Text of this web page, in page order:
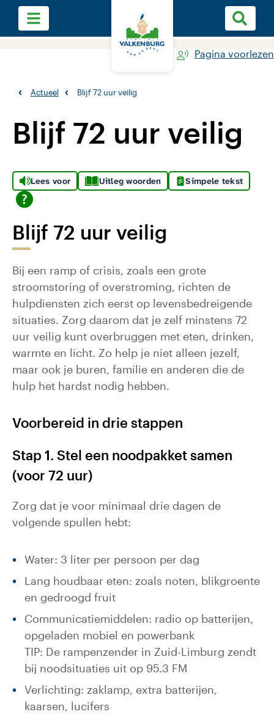
Actueel Blijf 72 uur veilig
Pagina voorlezen
Blijf 72 uur veilig
Lees voor Uitleg woorden Simpele tekst
Blijf 72 uur veilig
Bij een ramp of crisis, zoals een grote
stroomstoring of overstroming, richten de
hulpdiensten zich eerst op levensbedreigende
situaties. Zorg daarom dat je zelf minstens 72
uur veilig kunt overbruggen met eten, drinken,
warmte en licht. Zo help je niet alleen jezelf,
maar ook je buren, familie en anderen die de
hulp het hardst nodig hebben.
Voorbereid in drie stappen
Stap 1. Stel een noodpakket samen
(voor 72 uur)
Zorg dat je voor minimaal drie dagen de
volgende spullen hebt:
Water: 3 liter per persoon per dag
Lang houdbaar eten: zoals noten, blikgroente
en gedroogd fruit
Communicatiemiddelen: radio op batterijen,
opgeladen mobiel en powerbank
TIP: De rampenzender in Zuid-Limburg zendt
bij noodsituaties uit op 95.3 FM
Verlichting: zaklamp, extra batterijen,
kaarsen, lucifers